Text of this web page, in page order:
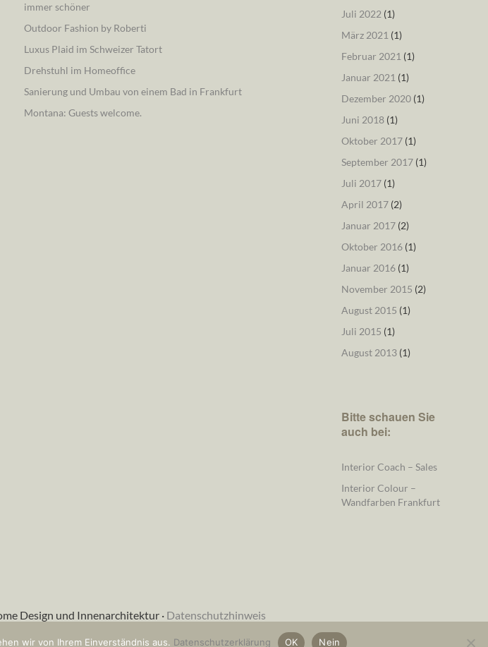
immer schöner
Outdoor Fashion by Roberti
Luxus Plaid im Schweizer Tatort
Drehstuhl im Homeoffice
Sanierung und Umbau von einem Bad in Frankfurt
Montana: Guests welcome.
Juli 2022 (1)
März 2021 (1)
Februar 2021 (1)
Januar 2021 (1)
Dezember 2020(1)
Juni 2018(1)
Oktober 2017(1)
September 2017(1)
Juli 2017(1)
April 2017(2)
Januar 2017(2)
Oktober 2016(1)
Januar 2016(1)
November 2015 (2)
August 2015 (1)
Juli 2015 (1)
August 2013(1)
Bitte schauen Sie
auch bei:
Interior Coach – Sales
Interior Colour –
Wandfarben Frankfurt
Design und Innenarchitektur · Datenschutzhinweis
wir von Ihrem Einverständnis aus. Datenschutzerklärung OK Nein